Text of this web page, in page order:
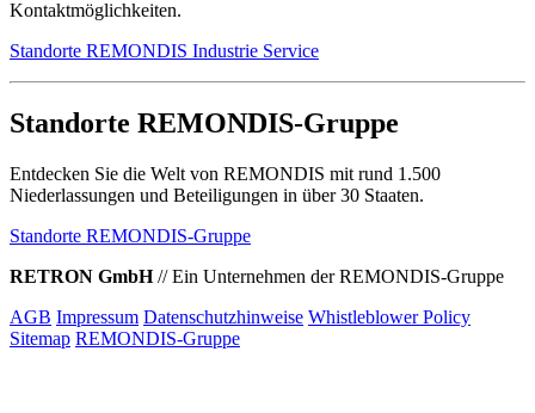
Kontaktmöglichkeiten.
Standorte REMONDIS Industrie Service
Standorte REMONDIS-Gruppe
Entdecken Sie die Welt von REMONDIS mit rund 1.500
Niederlassungen und Beteiligungen in über 30 Staaten.
Standorte REMONDIS-Gruppe
RETRON GmbH//Ein Unternehmen der REMONDIS-Gruppe
AGB Impressum Datenschutzhinweise Whistleblower Policy
Sitemap REMONDIS-Gruppe